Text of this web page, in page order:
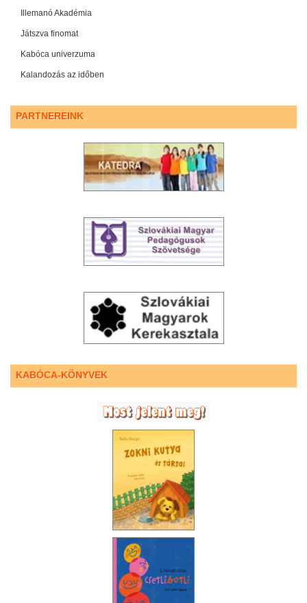
Illemanó Akadémia
Játszva finomat
Kabóca univerzuma
Kalandozás az időben
PARTNEREINK
KABÓCA-KÖNYVEK